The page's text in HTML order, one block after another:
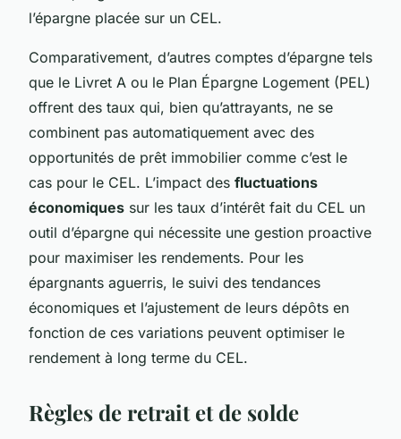
l’épargne placée sur un CEL.
Comparativement, d’autres comptes d’épargne tels
que le Livret A ou le Plan Épargne Logement (PEL)
offrent des taux qui, bien qu’attrayants, ne se
combinent pas automatiquement avec des
opportunités de prêt immobilier comme c’est le
cas pour le CEL. L’impact des fluctuations
économiques sur les taux d’intérêt fait du CEL un
outil d’épargne qui nécessite une gestion proactive
pour maximiser les rendements. Pour les
épargnants aguerris, le suivi des tendances
économiques et l’ajustement de leurs dépôts en
fonction de ces variations peuvent optimiser le
rendement à long terme du CEL.
Règles de retrait et de solde